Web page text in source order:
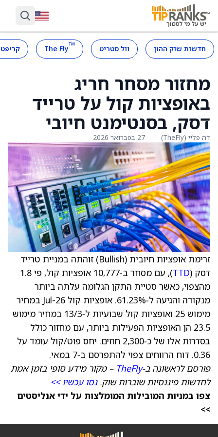
חדשות שוק ההון וול סטריט ™
The Fly
מחזור מסחר חריג
באופציות קול על טרייד
דסק, בסנטימנט חיובי
דה פליי (TheFly) 27 בפברואר 2026
זרימת אופציות חיובית (Bullish) זוהתה במניית טרייד
דסק (TTD
), עם מסחר ב‑10,777 אופציות קול, פי 1.8
מהצפוי, כאשר סטיית התקן הגלומה עלתה ביותר
מנקודה והגיעה ל‑61.23%. אופציות קול Jul-26 במחיר
מימוש 25 ואופציות קול שבועיות ל‑13/3 במחיר מימוש
23.5 הן האופציות הפעילות ביותר, עם מחזור כולל
בסדרות אלו של כ‑2,300 חוזים. יחס פוט/קול עומד על
0.36. דוח הרווחים צפוי להתפרסם ב‑7 במאי.
פורסם לראשונה ב‑TheFly – מקור מידע סופי בזמן אמת
לחדשות פיננסיות שוברות שוק.נסו עכשיו >>
צפו במניות המובילות המומלצות על ידי אנליסטים
>>